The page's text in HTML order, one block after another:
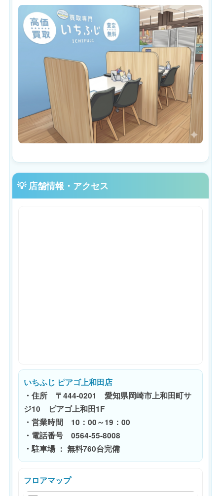
💡 店舗情報・アクセス
いちふじ ピアゴ上和田店
・住所 〒444-0201 愛知県岡崎市上和田町サ
ジ10 ピアゴ上和田1F
・営業時間 10：00～19：00
・電話番号 0564-55-8008
・駐車場 ： 無料760台完備
フロアマップ